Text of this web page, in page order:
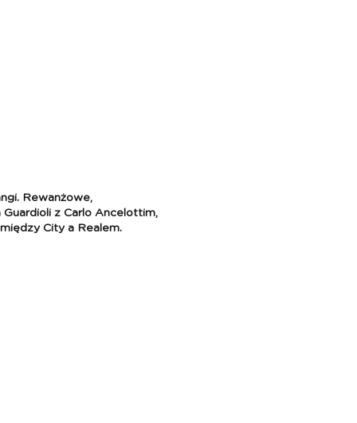
Rewanżowe,
z Carlo Ancelottim,
City a Realem.